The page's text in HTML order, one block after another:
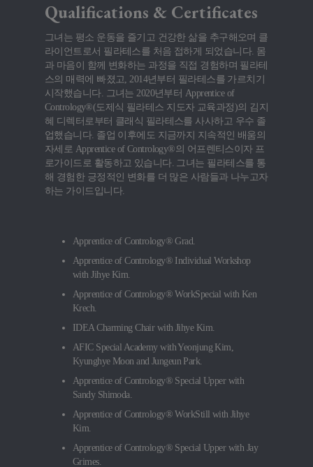
Qualifications & Certificates
그녀는 평소 운동을 즐기고 건강한 삶을 추구해오며 클
라이언트로서 필라테스를 처음 접하게 되었습니다. 몸
과 마음이 함께 변화하는 과정을 직접 경험하며 필라테
스의 매력에 빠졌고, 2014년부터 필라테스를 가르치기
시작했습니다. 그녀는 2020년부터 Apprentice of
Contrology®(도제식 필라테스 지도자 교육과정)의 김지
혜 디렉터로부터 클래식 필라테스를 사사하고 우수 졸
업했습니다. 졸업 이후에도 지금까지 지속적인 배움의
자세로 Apprentice of Contrology®의 어프렌티스이자 프
로가이드로 활동하고 있습니다. 그녀는 필라테스를 통
해 경험한 긍정적인 변화를 더 많은 사람들과 나누고자
하는 가이드입니다.
Apprentice of Contrology® Grad.
Apprentice of Contrology® Individual Workshop
with Jihye Kim.
Apprentice of Contrology® WorkSpecial with Ken
Krech.
IDEA Charming Chair with Jihye Kim.
AFIC Special Academy with Yeonjung Kim,
Kyunghye Moon and Jungeun Park.
Apprentice of Contrology® Special Upper with
Sandy Shimoda.
Apprentice of Contrology® WorkStill with Jihye
Kim.
Apprentice of Contrology® Special Upper with Jay
Grimes.